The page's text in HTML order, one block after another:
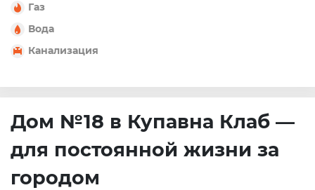
Газ
Вода
Канализация
Дом №18 в Купавна Клаб —
для постоянной жизни за
городом